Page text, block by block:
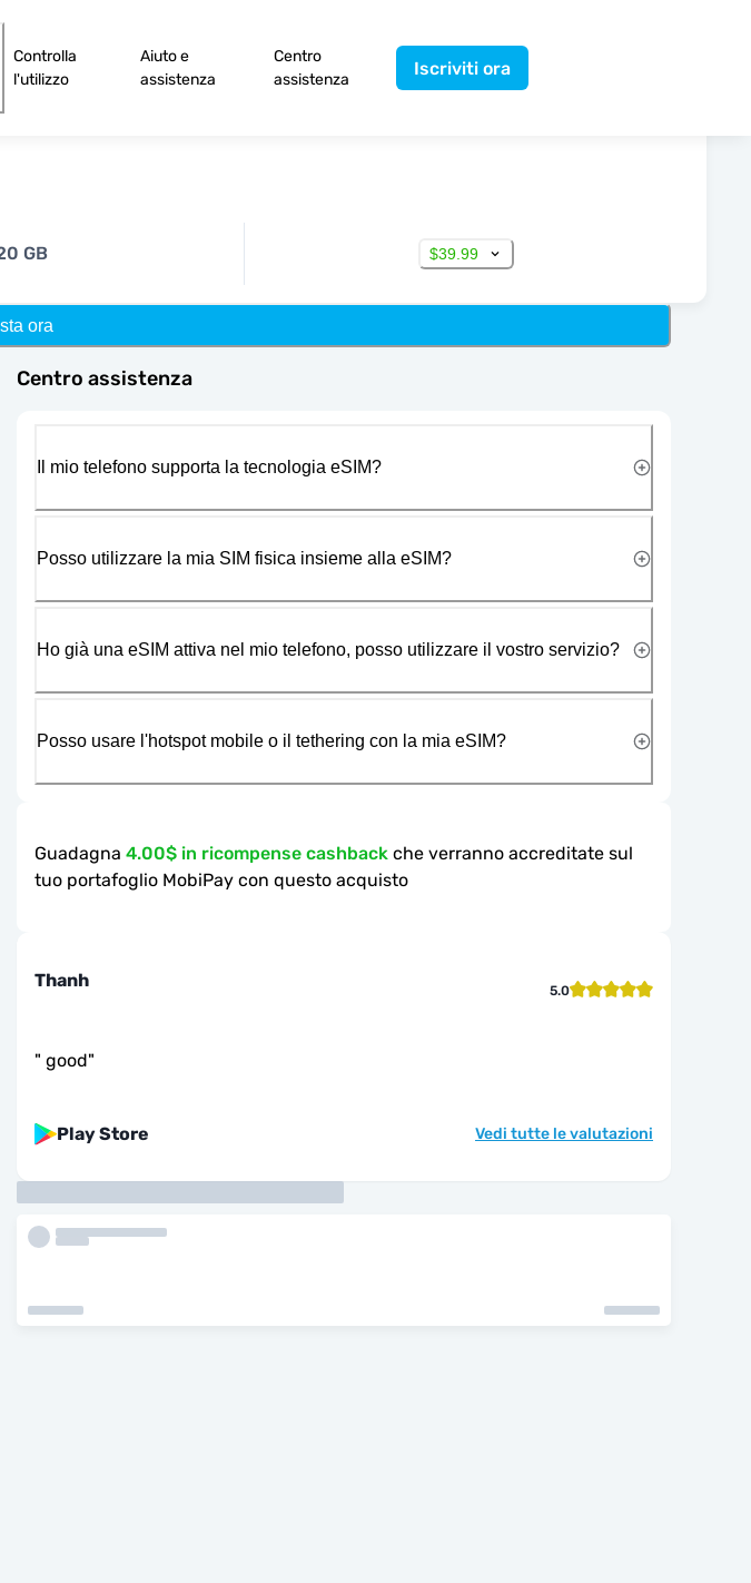
Controlla
l'utilizzo
Aiuto e
assistenza
Centro
assistenza
Iscriviti ora
GB $39.99
ora
Centro assistenza
Il mio telefono supporta la tecnologia eSIM?
Posso utilizzare la mia SIM fisica insieme alla eSIM?
Ho già una eSIM attiva nel mio telefono, posso utilizzare il vostro servizio?
Posso usare l'hotspot mobile o il tethering con la mia eSIM?
Guadagna 4.00$ in ricompense cashback che verranno accreditate sul
tuo portafoglio MobiPay con questo acquisto
Thanh 5.0
" good"
Play Store Vedi tutte le valutazioni